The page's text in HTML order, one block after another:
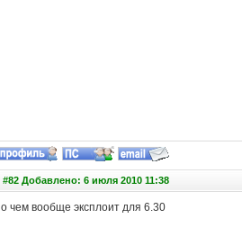
#82 Добавлено: 6 июля 2010 11:38
о чем вообще эксплоит для 6.30